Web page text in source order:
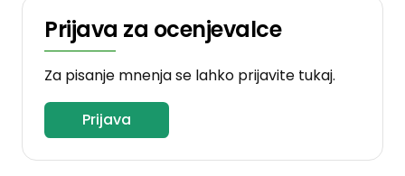
Prijava za ocenjevalce
Za pisanje mnenja se lahko prijavite tukaj.
Prijava